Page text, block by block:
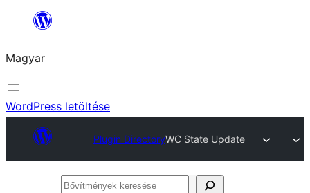
Ugrás
tartalomhoz
Magyar
WordPress letöltése
Plugin DirectoryWC State Update
Bővítmények